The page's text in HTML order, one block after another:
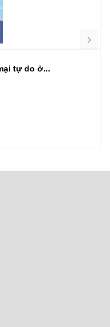
tự do ở...